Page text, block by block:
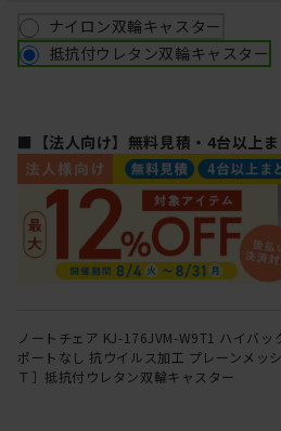
ナイロン双輪キャスター
抵抗付ウレタン双輪キャスター
■【法人向け】無料見積・4台以上
ノートチェア KJ-176JVM-W9T1 ハイバッ
ポートなし 抗ウイルス加工 プレーンメッ
Ｔ］抵抗付ウレタン双輪キャスター